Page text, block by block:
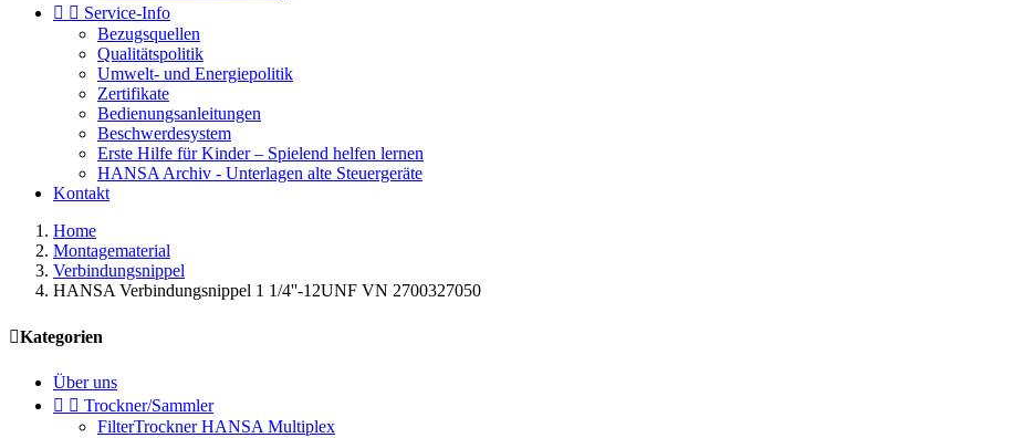
  Service-Info
Bezugsquellen
Qualitätspolitik
Umwelt- und Energiepolitik
Zertifikate
Bedienungsanleitungen
Beschwerdesystem
Erste Hilfe für Kinder – Spielend helfen lernen
HANSA Archiv - Unterlagen alte Steuergeräte
Kontakt
Home
Montagematerial
Verbindungsnippel
HANSA Verbindungsnippel 1 1/4''-12UNF VN 2700327050
Kategorien
Über uns
  Trockner/Sammler
FilterTrockner HANSA Multiplex